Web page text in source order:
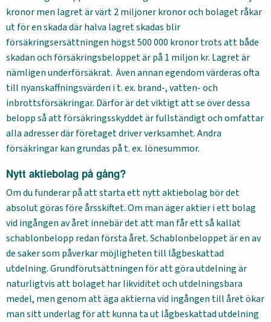
kronor men lagret är värt 2 miljoner kronor och bolaget råkar
ut för en skada där halva lagret skadas blir
försäkringsersättningen högst 500 000 kronor trots att både
skadan och försäkringsbeloppet är på 1 miljon kr. Lagret är
nämligen underförsäkrat. Även annan egendom värderas ofta
till nyanskaffningsvärden i t. ex. brand-, vatten- och
inbrottsförsäkringar. Därför är det viktigt att se över dessa
belopp så att försäkringsskyddet är fullständigt och omfattar
alla adresser där företaget driver verksamhet. Andra
försäkringar kan grundas på t. ex. lönesummor.
Nytt aktiebolag på gång?
Om du funderar på att starta ett nytt aktiebolag bör det
absolut göras före årsskiftet. Om man äger aktier i ett bolag
vid ingången av året innebär det att man får ett så kallat
schablonbelopp redan första året. Schablonbeloppet är en av
de saker som påverkar möjligheten till lågbeskattad
utdelning. Grundförutsättningen för att göra utdelning är
naturligtvis att bolaget har likviditet och utdelningsbara
medel, men genom att äga aktierna vid ingången till året ökar
man sitt underlag för att kunna ta ut lågbeskattad utdelning